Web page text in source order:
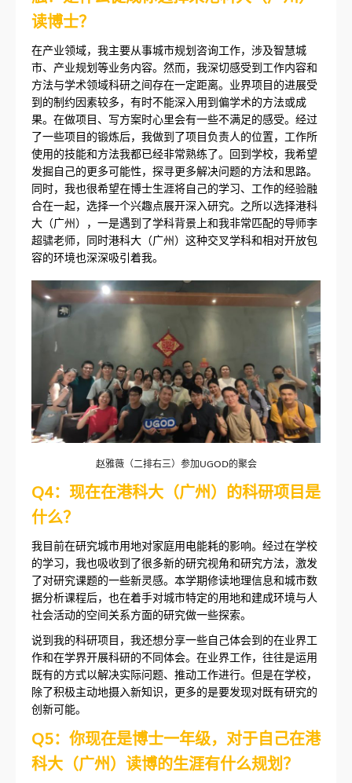
读博士？
在产业领域，我主要从事城市规划咨询工作，涉及智慧城
市、产业规划等业务内容。然而，我深切感受到工作内容和
方法与学术领域科研之间存在一定距离。业界项目的进展受
到的制约因素较多，有时不能深入用到偏学术的方法或成
果。在做项目、写方案时心里会有一些不满足的感受。经过
了一些项目的锻炼后，我做到了项目负责人的位置，工作所
使用的技能和方法我都已经非常熟练了。回到学校，我希望
发掘自己的更多可能性，探寻更多解决问题的方法和思路。
同时，我也很希望在博士生涯将自己的学习、工作的经验融
合在一起，选择一个兴趣点展开深入研究。之所以选择港科
大（广州），一是遇到了学科背景上和我非常匹配的导师李
超骕老师，同时港科大（广州）这种交叉学科和相对开放包
容的环境也深深吸引着我。
赵雅薇（二排右三）参加UGOD的聚会
Q4：现在在港科大（广州）的科研项目是
什么？
我目前在研究城市用地对家庭用电能耗的影响。经过在学校
的学习，我也吸收到了很多新的研究视角和研究方法，激发
了对研究课题的一些新灵感。本学期修读地理信息和城市数
据分析课程后，也在着手对城市特定的用地和建成环境与人
社会活动的空间关系方面的研究做一些探索。
说到我的科研项目，我还想分享一些自己体会到的在业界工
作和在学界开展科研的不同体会。在业界工作，往往是运用
既有的方式以解决实际问题、推动工作进行。但是在学校，
除了积极主动地摄入新知识，更多的是要发现对既有研究的
创新可能。
Q5： 你现在是博士一年级，对于自己在港
科大（广州）读博的生涯有什么规划？